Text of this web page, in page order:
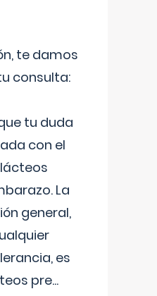
te damos
consulta:
tu duda
con el
La
general,
es
pre...